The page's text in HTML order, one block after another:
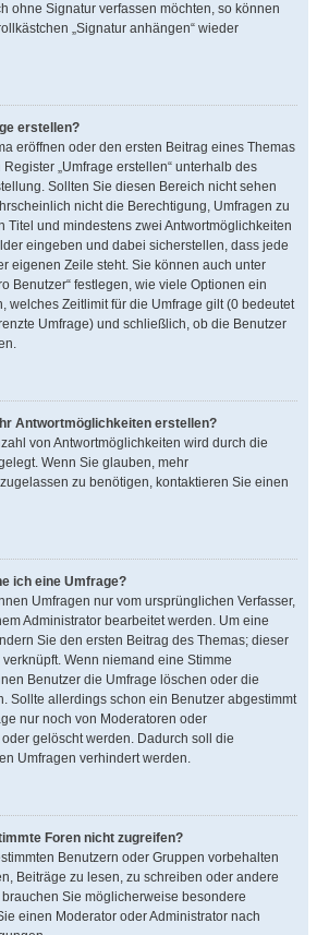
ohne Signatur verfassen möchten, so können
„Signatur anhängen“ wieder
erstellen?
eröffnen oder den ersten Beitrag eines Themas
„Umfrage erstellen“ unterhalb des
Sollten Sie diesen Bereich nicht sehen
nicht die Berechtigung, Umfragen zu
Titel und mindestens zwei Antwortmöglichkeiten
eingeben und dabei sicherstellen, dass jede
eigenen Zeile steht. Sie können auch unter
Benutzer“ festlegen, wie viele Optionen ein
welches Zeitlimit für die Umfrage gilt (0 bedeutet
Umfrage) und schließlich, ob die Benutzer
Antwortmöglichkeiten erstellen?
von Antwortmöglichkeiten wird durch die
Wenn Sie glauben, mehr
zu benötigen, kontaktieren Sie einen
ich eine Umfrage?
Umfragen nur vom ursprünglichen Verfasser,
Administrator bearbeitet werden. Um eine
Sie den ersten Beitrag des Themas; dieser
Wenn niemand eine Stimme
Benutzer die Umfrage löschen oder die
Sollte allerdings schon ein Benutzer abgestimmt
nur noch von Moderatoren oder
gelöscht werden. Dadurch soll die
Umfragen verhindert werden.
Foren nicht zugreifen?
Benutzern oder Gruppen vorbehalten
Beiträge zu lesen, zu schreiben oder andere
Sie möglicherweise besondere
einen Moderator oder Administrator nach